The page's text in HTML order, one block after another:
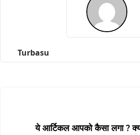
Turbasu
ये आर्टिकल आपको कैसा लगा ?